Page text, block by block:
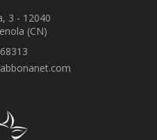
3 - 12040
(CN)